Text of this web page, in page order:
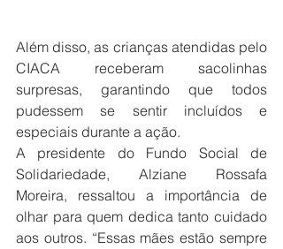
Além disso, as crianças atendidas pelo
CIACA receberam sacolinhas
surpresas, garantindo que todos
pudessem se sentir incluídos e
especiais durante a ação.
A presidente do Fundo Social de
Solidariedade, Alziane Rossafa
Moreira, ressaltou a importância de
olhar para quem dedica tanto cuidado
aos outros. “Essas mães estão sempre